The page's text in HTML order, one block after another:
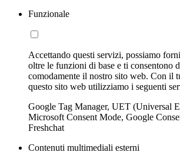
Funzionale
Accettando questi servizi, possiamo
oltre le funzioni di base e ti consentono
comodamente il nostro sito web. Con il
questo sito web utilizziamo i seguenti
Google Tag Manager, UET (Universal
Microsoft Consent Mode, Google
Freshchat
Contenuti multimediali esterni